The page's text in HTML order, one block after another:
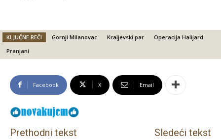
KLJUČNE REČI Gornji Milanovac Kraljevski par
Operacija Halijard
Pranjani
Facebook X Email
Prethodni tekst Sledeći tekst